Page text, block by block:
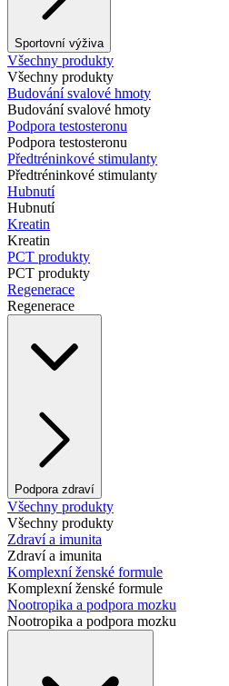
Sportovní výživa
Všechny produkty
Všechny produkty
Budování svalové hmoty
Budování svalové hmoty
Podpora testosteronu
Podpora testosteronu
Předtréninkové stimulanty
Předtréninkové stimulanty
Hubnutí
Hubnutí
Kreatin
Kreatin
PCT produkty
PCT produkty
Regenerace
Regenerace
Podpora zdraví
Všechny produkty
Všechny produkty
Zdraví a imunita
Zdraví a imunita
Komplexní ženské formule
Komplexní ženské formule
Nootropika a podpora mozku
Nootropika a podpora mozku